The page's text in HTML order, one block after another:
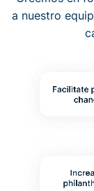
a nuestro